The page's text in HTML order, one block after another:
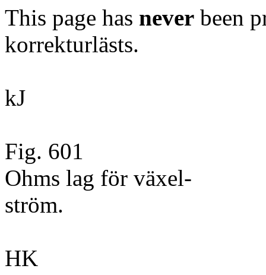
This page has never been
korrekturlästs.
kJ
Fig. 601
Ohms lag för växel-
ström.
HK